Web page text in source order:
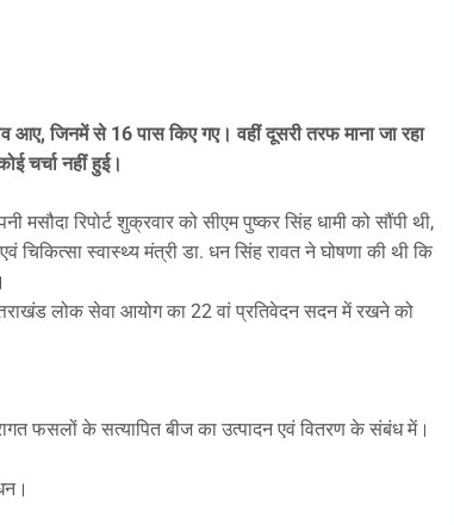
आए, जिनमें से 16 पास किए गए। वहीं दूसरी तरफ माना जा रहा
चर्चा नहीं हुई।
रिपोर्ट शुक्रवार को सीएम पुष्कर सिंह धामी को सौंपी थी,
चिकित्सा स्वास्थ्य मंत्री डा. धन सिंह रावत ने घोषणा की थी कि
लोक सेवा आयोग का 22 वां प्रतिवेदन सदन में रखने को
फसलों के सत्यापित बीज का उत्पादन एवं वितरण के संबंध में।